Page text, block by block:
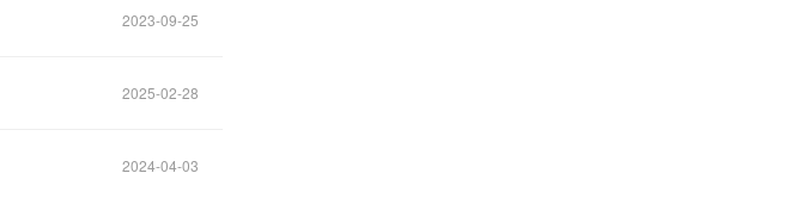
2023-09-25
2025-02-28
2024-04-03